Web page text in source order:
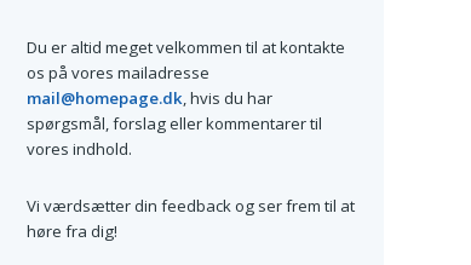
Du er altid meget velkommen til at kontakte
os på vores mailadresse
mail@homepage.dk, hvis du har
spørgsmål, forslag eller kommentarer til
vores indhold.
Vi værdsætter din feedback og ser frem til at
høre fra dig!